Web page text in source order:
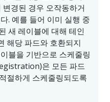
경된 경우 오작동하거
. 예를 들어 이미 실행 중
새 레이블에 대해 테인
해당 파드와 호환되지
블을 기반으로 스케줄링
은 모든 파드
절하게 스케줄링되도록